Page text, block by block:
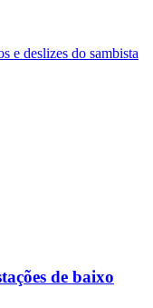
e deslizes do sambista
de baixo